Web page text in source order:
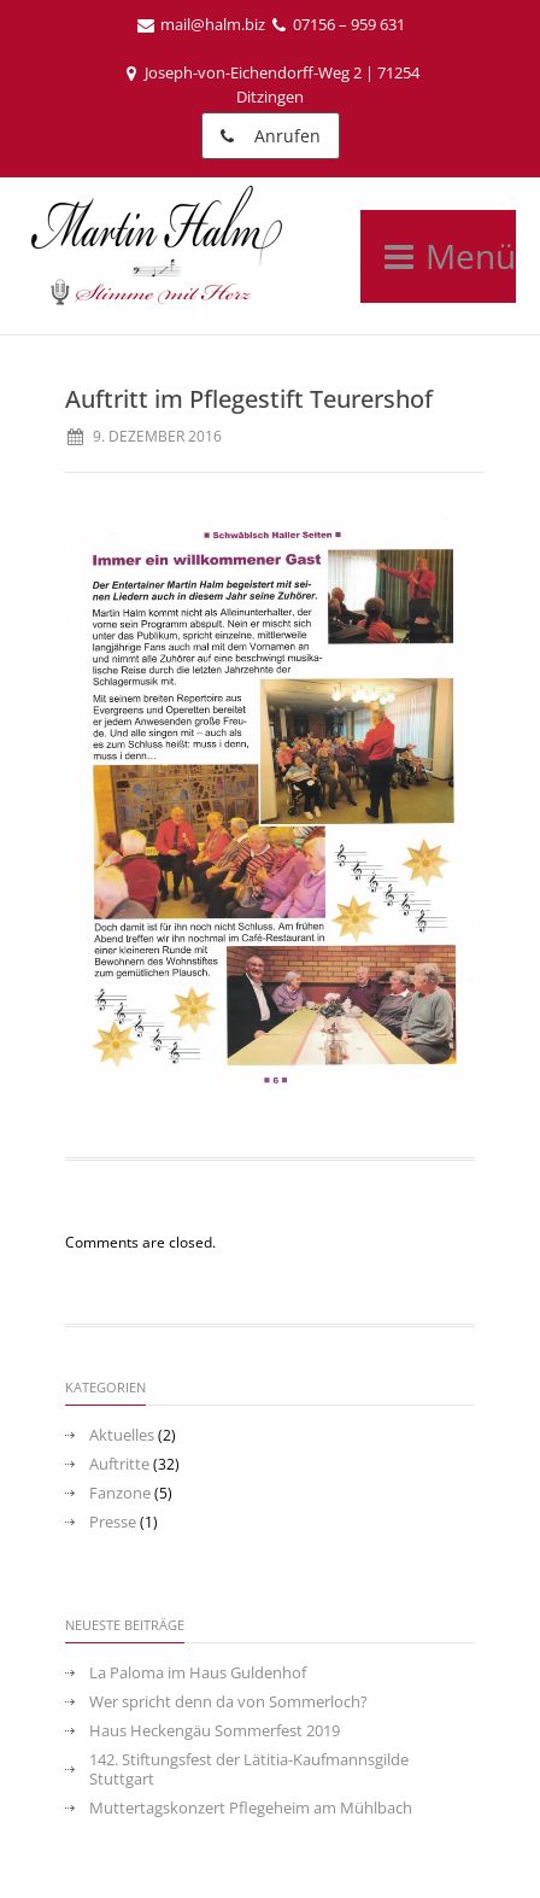
mail@halm.biz 07156 – 959 631
Joseph-von-Eichendorff-Weg 2 | 71254
Ditzingen
Anrufen
Menü
Auftritt im Pflegestift Teurershof
9. DEZEMBER 2016
Comments are closed.
KATEGORIEN
Aktuelles(2)
Auftritte(32)
Fanzone(5)
Presse(1)
NEUESTE BEITRÄGE
La Paloma im Haus Guldenhof
Wer spricht denn da von Sommerloch?
Haus Heckengäu Sommerfest 2019
142. Stiftungsfest der Lätitia-Kaufmannsgilde
Stuttgart
Muttertagskonzert Pflegeheim am Mühlbach